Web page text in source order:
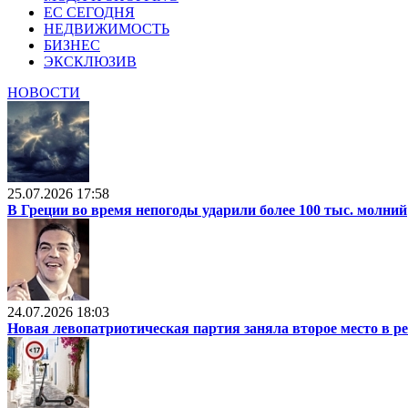
ЕС СЕГОДНЯ
НЕДВИЖИМОСТЬ
БИЗНЕС
ЭКСКЛЮЗИВ
НОВОСТИ
25.07.2026 17:58
В Греции во время непогоды ударили более 100 тыс. молний
24.07.2026 18:03
Новая левопатриотическая партия заняла второе место в